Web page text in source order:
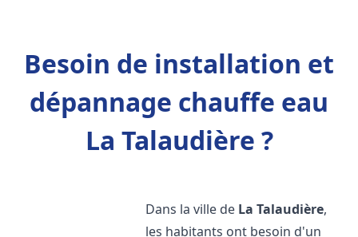
Besoin de installation et
dépannage chauffe eau
La Talaudière ?
Dans la ville de La Talaudière,
les habitants ont besoin d'un